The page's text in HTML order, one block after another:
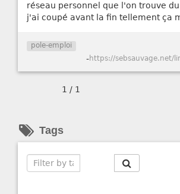
réseau personnel que l'on trouve
j'ai coupé avant la fin tellement ça
pole-emploi
-https://sebsauvage.net/
1 / 1
Tags